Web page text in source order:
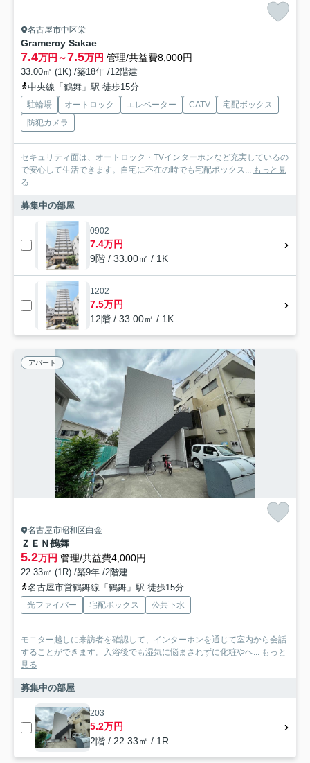
名古屋市中区栄
Gramercy Sakae
7.4万円～7.5万円 管理/共益費8,000円
33.00㎡ (1K) /築18年 /12階建
中央線「鶴舞」駅 徒歩15分
駐輪場 オートロック エレベーター CATV
宅配ボックス
防犯カメラ
セキュリティ面は、オートロック・TVインターホンなど充実しているの
で安心して生活できます。自宅に不在の時でも宅配ボックス... もっと見
る
募集中の部屋
0902
7.4万円
9階 / 33.00㎡ / 1K
1202
7.5万円
12階 / 33.00㎡ / 1K
アパート
名古屋市昭和区白金
ＺＥＮ鶴舞
5.2万円 管理/共益費4,000円
22.33㎡ (1R) /築9年 /2階建
名古屋市営鶴舞線「鶴舞」駅 徒歩15分
光ファイバー 宅配ボックス 公共下水
モニター越しに来訪者を確認して、インターホンを通じて室内から会話
することができます。入浴後でも湿気に悩まされずに化粧やヘ... もっと
見る
募集中の部屋
203
5.2万円
2階 / 22.33㎡ / 1R